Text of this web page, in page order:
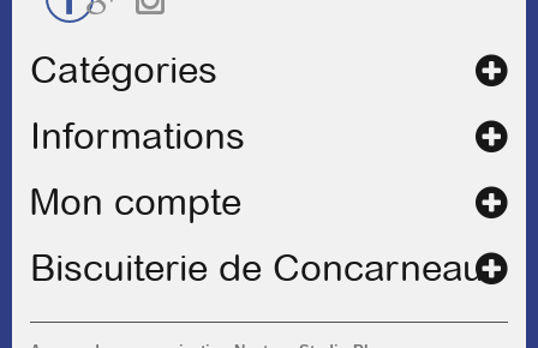
Catégories
Informations
Mon compte
Biscuiterie de Concarneau